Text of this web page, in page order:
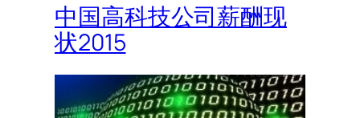
中国高科技公司薪酬现
状2015